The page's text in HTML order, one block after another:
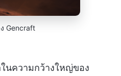
Gencraft
นความกว้างใหญ่ของ